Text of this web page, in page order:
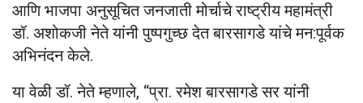
आणि भाजपा अनुसूचित जनजाती मोर्चाचे राष्ट्रीय महामंत्री
डॉ. अशोकजी नेते यांनी पुष्पगुच्छ देत बारसागडे यांचे मन:पूर्वक
अभिनंदन केले.
या वेळी डॉ. नेते म्हणाले, “प्रा. रमेश बारसागडे सर यांनी